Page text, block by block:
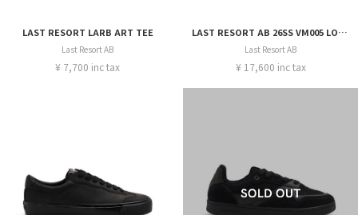
LAST RESORT LARB ART TEE
Last Resort AB
¥ 7,700 inc tax
LAST RESORT AB 26SS VM005 LOAFER
Last Resort AB
¥ 17,600 inc tax